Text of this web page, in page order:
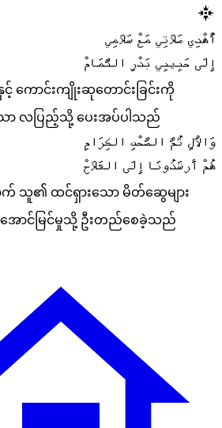
أُهْدِي صَلَاتِي مَعْ سَلَامِي
إِلَى حَبِيبِي بَدْرِ التَّمَامْ
င့် ကောင်းကျိုးဆုတောင်းခြင်းကို
ော လပြည့်သို့ ပေးအပ်ပါသည်
وَالْآلِ ثُمَّ الصَّحْبِ الكِرَامِ
هُمْ أَرشَدُونَا إِلَى الفَلَاحْ
သူ၏ ထင်ရှားသော မိတ်ဆွေများ
ာင်မြင်မှုသို့ ဦးတည်စေခဲ့သည်